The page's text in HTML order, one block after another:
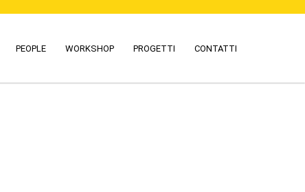
PEOPLE WORKSHOP PROGETTI CONTATTI